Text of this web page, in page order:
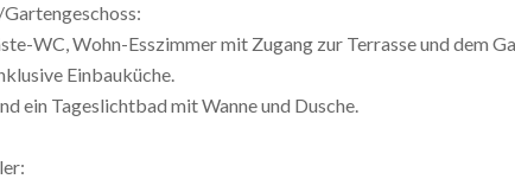
WC, Wohn-Esszimmer mit Zugang zur Terrasse und dem
Einbauküche.
ein Tageslichtbad mit Wanne und Dusche.